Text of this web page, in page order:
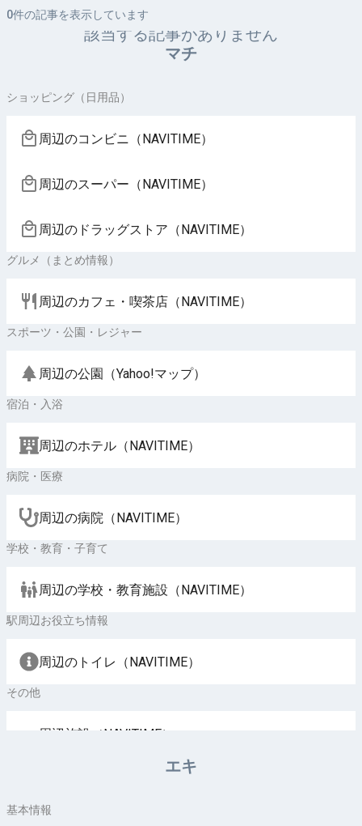
0件の記事を表示しています
該当する記事がありません
マチ
ショッピング（日用品）
周辺のコンビニ（NAVITIME）
周辺のスーパー（NAVITIME）
周辺のドラッグストア（NAVITIME）
グルメ（まとめ情報）
周辺のカフェ・喫茶店（NAVITIME）
スポーツ・公園・レジャー
周辺の公園（Yahoo!マップ）
宿泊・入浴
周辺のホテル（NAVITIME）
病院・医療
周辺の病院（NAVITIME）
学校・教育・子育て
周辺の学校・教育施設（NAVITIME）
駅周辺お役立ち情報
周辺のトイレ（NAVITIME）
その他
周辺施設（NAVITIME）
エキ
基本情報